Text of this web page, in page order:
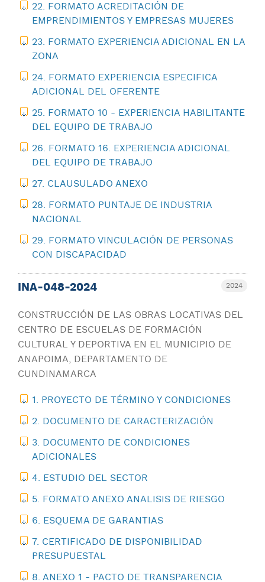
22. FORMATO ACREDITACIÓN DE
EMPRENDIMIENTOS Y EMPRESAS MUJERES
23. FORMATO EXPERIENCIA ADICIONAL EN LA
ZONA
24. FORMATO EXPERIENCIA ESPECIFICA
ADICIONAL DEL OFERENTE
25. FORMATO 10 - EXPERIENCIA HABILITANTE
DEL EQUIPO DE TRABAJO
26. FORMATO 16. EXPERIENCIA ADICIONAL
DEL EQUIPO DE TRABAJO
27. CLAUSULADO ANEXO
28. FORMATO PUNTAJE DE INDUSTRIA
NACIONAL
29. FORMATO VINCULACIÓN DE PERSONAS
CON DISCAPACIDAD
2024
INA-048-2024
CONSTRUCCIÓN DE LAS OBRAS LOCATIVAS DEL
CENTRO DE ESCUELAS DE FORMACIÓN
CULTURAL Y DEPORTIVA EN EL MUNICIPIO DE
ANAPOIMA, DEPARTAMENTO DE
CUNDINAMARCA
1. PROYECTO DE TÉRMINO Y CONDICIONES
2. DOCUMENTO DE CARACTERIZACIÓN
3. DOCUMENTO DE CONDICIONES
ADICIONALES
4. ESTUDIO DEL SECTOR
5. FORMATO ANEXO ANALISIS DE RIESGO
6. ESQUEMA DE GARANTIAS
7. CERTIFICADO DE DISPONIBILIDAD
PRESUPUESTAL
8. ANEXO 1 - PACTO DE TRANSPARENCIA